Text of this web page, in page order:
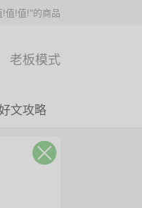
!值!值!"的商品
老板模式
文攻略